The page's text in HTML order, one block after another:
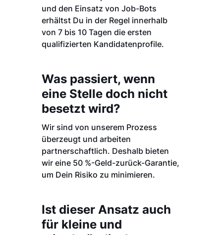
und den Einsatz von Job-Bots
erhältst Du in der Regel innerhalb
von 7 bis 10 Tagen die ersten
qualifizierten Kandidatenprofile.
Was passiert, wenn
eine Stelle doch nicht
besetzt wird?
Wir sind von unserem Prozess
überzeugt und arbeiten
partnerschaftlich. Deshalb bieten
wir eine 50 %-Geld-zurück-Garantie,
um Dein Risiko zu minimieren.
Ist dieser Ansatz auch
für kleine und